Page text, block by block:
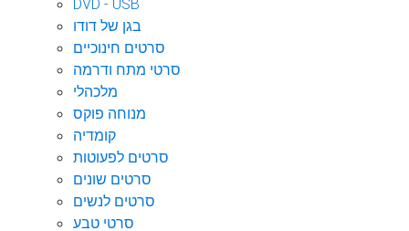
בגן של דודו
סרטים חינוכיים
סרטי מתח ודרמה
מלכהלי
מנוחה פוקס
קומדיה
סרטים לפעוטות
סרטים שונים
סרטים לנשים
סרטי טבע